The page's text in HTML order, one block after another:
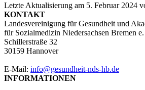
Letzte Aktualisierung am 5. Februar 2024
KONTAKT
Landesvereinigung für Gesundheit und
für Sozialmedizin Niedersachsen Bremen
Schillerstraße 32
30159 Hannover
E-Mail: info@gesundheit-nds-hb.de
INFORMATIONEN